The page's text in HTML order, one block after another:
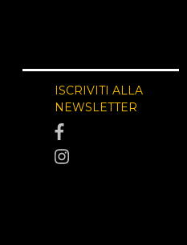
ISCRIVITI ALLA
NEWSLETTER